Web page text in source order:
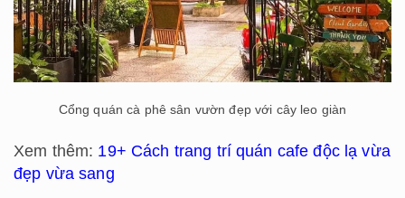
Cổng quán cà phê sân vườn đẹp với cây leo giàn
Xem thêm: 19+ Cách trang trí quán cafe độc lạ vừa
đẹp vừa sang